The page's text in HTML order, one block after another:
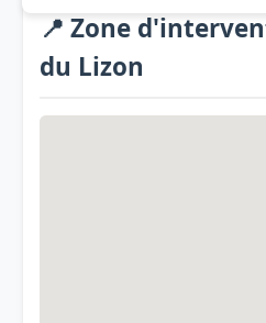
📍 Zone
du Lizon